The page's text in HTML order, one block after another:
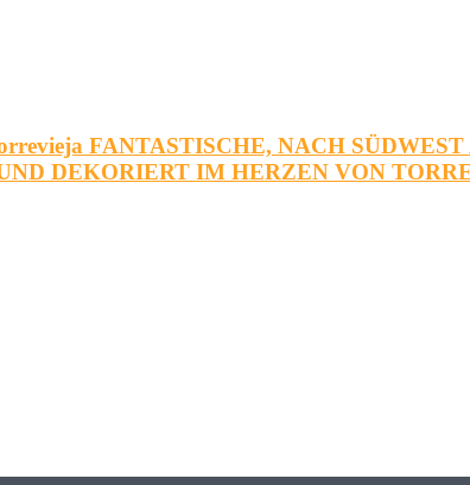
FANTASTISCHE, NACH
DEKORIERT IM HERZEN VON